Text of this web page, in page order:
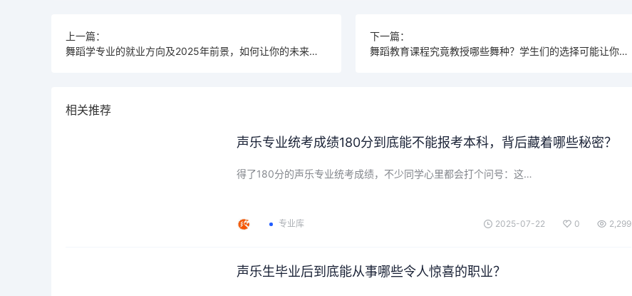
上一篇：
舞蹈学专业的就业方向及2025年前景，如何让你的未来更璀璨？
下一篇：
舞蹈教育课程究竟教授哪些舞种？学生们的选择可能让你大吃一惊！
相关推荐
声乐专业统考成绩180分到底能不能报考本科，背后藏着哪些秘密？
得了180分的声乐专业统考成绩，不少同学心里都会打个问号：这…
专业库 2025-07-22 0 2,299
声乐生毕业后到底能从事哪些令人惊喜的职业？